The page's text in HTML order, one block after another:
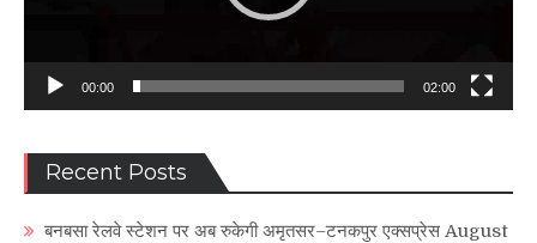
00:00 02:00
Recent Posts
बनबसा रेलवे स्टेशन पर अब रुकेगी अमृतसर–टनकपुर एक्सप्रेस August